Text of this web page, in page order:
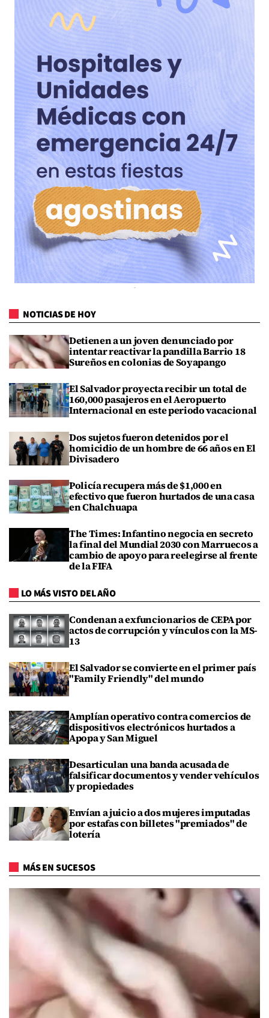
NOTICIAS DE HOY
Detienen a un joven denunciado por
intentar reactivar la pandilla Barrio 18
Sureños en colonias de Soyapango
El Salvador proyecta recibir un total de
160,000 pasajeros en el Aeropuerto
Internacional en este periodo vacacional
Dos sujetos fueron detenidos por el
homicidio de un hombre de 66 años en El
Divisadero
Policía recupera más de $1,000 en
efectivo que fueron hurtados de una casa
en Chalchuapa
The Times: Infantino negocia en secreto
la final del Mundial 2030 con Marruecos a
cambio de apoyo para reelegirse al frente
de la FIFA
LO MÁS VISTO DEL AÑO
Condenan a exfuncionarios de CEPA por
actos de corrupción y vínculos con la MS-
13
El Salvador se convierte en el primer país
"Family Friendly" del mundo
Amplían operativo contra comercios de
dispositivos electrónicos hurtados a
Apopa y San Miguel
Desarticulan una banda acusada de
falsificar documentos y vender vehículos
y propiedades
Envían a juicio a dos mujeres imputadas
por estafas con billetes "premiados" de
lotería
MÁS EN SUCESOS